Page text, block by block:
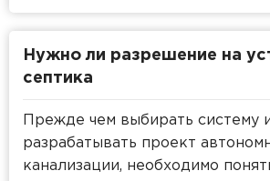
Нужно ли разрешение на
септика
Прежде чем выбирать систему
разрабатывать проект
канализации, необходимо